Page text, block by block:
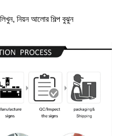
নিয়ন আলোর শিল্প বুঝুন